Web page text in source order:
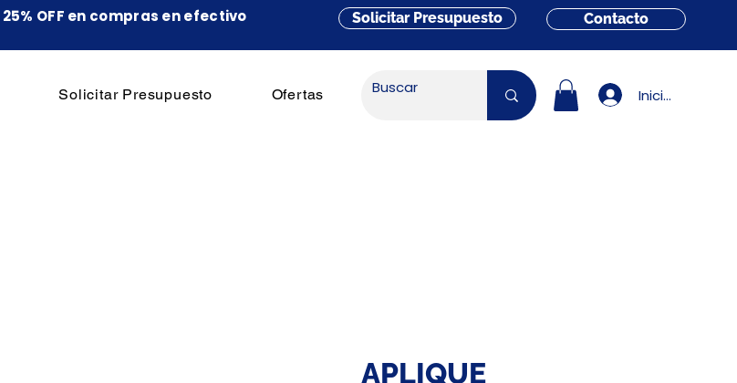
25% OFF en compras en efectivo Solicitar Presupuesto Contacto
Solicitar Presupuesto Ofertas Iniciar sesión
APLIQUE